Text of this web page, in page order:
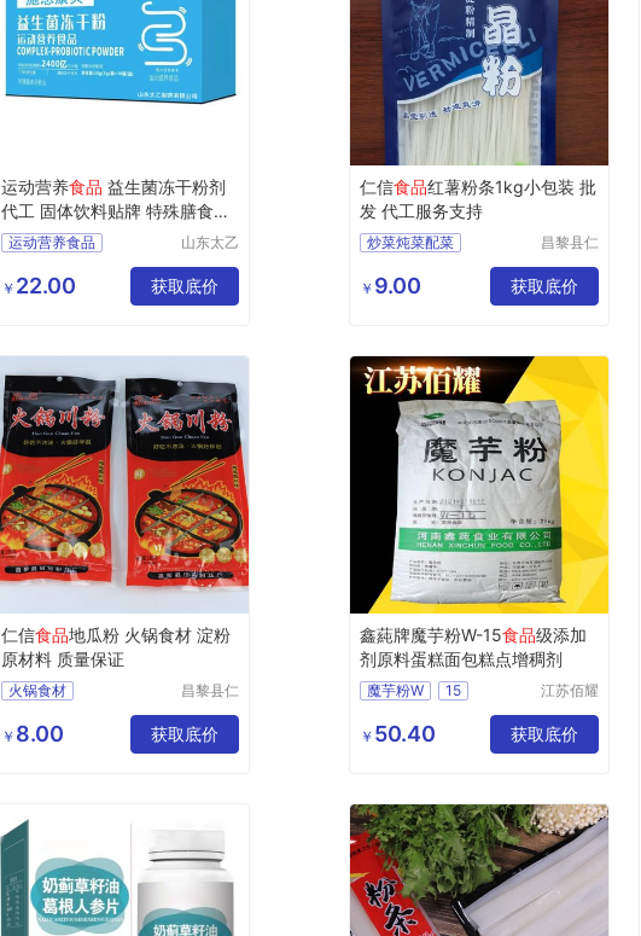
运动营养食品 益生菌冻干粉剂
代工 固体饮料贴牌 特殊膳食食
品运动营养食品
特殊膳食食品
山东太乙
公司
￥ 22.00 获取底价
仁信食品红薯粉条1kg小包装 批
发 代工服务支持
炒菜炖菜配菜
昌黎县仁
限公司
￥ 9.00 获取底价
仁信食品地瓜粉 火锅食材 淀粉
原材料 质量保证
火锅食材
昌黎县仁
限公司
￥ 8.00 获取底价
鑫蒓牌魔芋粉W-15食品级添加
剂原料蛋糕面包糕点增稠剂
魔芋粉W
15
添加剂魔芋粉W
锌蒓魔芋粉W
江苏佰耀
有限公司
￥ 50.40 获取底价